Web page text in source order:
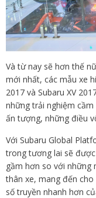
Và từ nay sẽ hơn thế
mới nhất, các mẫu xe
2017 và Subaru XV
những trải nghiệm
ấn tượng, những điều
Với Subaru Global
trong tương lai sẽ
gầm hơn so với những
thân xe, mang đến
số truyền nhanh hơn